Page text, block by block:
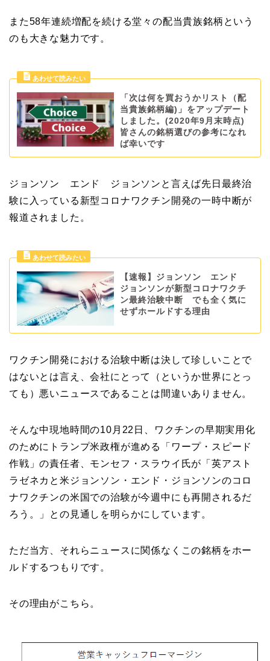
また58年連続増配を続ける堂々の配当貴族銘柄という
のも大きな魅力です。
「次は何を買おうかリスト（配
当貴族銘柄編)」をアップデート
しました。(2020年9月末時点)
皆さんの銘柄選びの参考になれ
ば幸いです
ジョンソン エンド ジョンソンと言えば先日最終治
験に入っている新型コロナワクチン開発の一時中断が
報道されました。
【速報】ジョンソン エンド
ジョンソンが新型コロナワクチ
ン最終治験中断 でも全く気に
せずホールドする理由
ワクチン開発における治験中断は決して珍しいことで
はないとは言え、会社にとって（というか世界にとっ
ても）悪いニュースであることは間違いありません。
そんな中現地時間の10月22日、ワクチンの早期実用化
のためにトランプ米政権が進める「ワープ・スピード
作戦」の責任者、モンセフ・スラウイ氏が「英アスト
ラゼネカと米ジョンソン・エンド・ジョンソンのコロ
ナワクチンの米国での治験が今週中にも再開されるだ
ろう。」との見通しを明らかにしています。
ただ当方、それらニュースに関係なくこの銘柄をホー
ルドするつもりです。
その理由がこちら。